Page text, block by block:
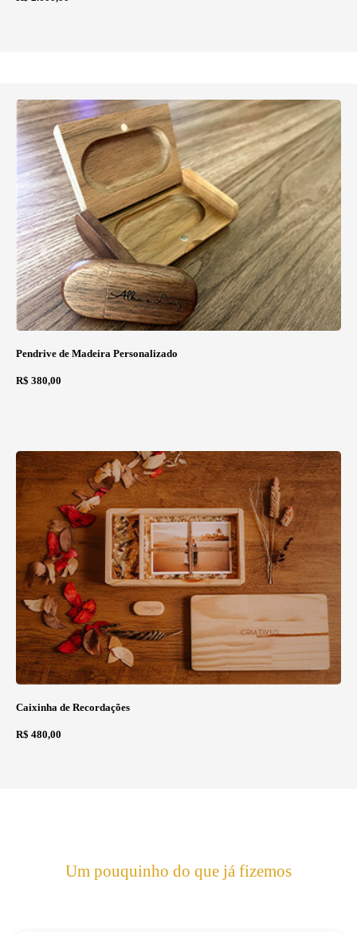
Pendrive de Madeira Personalizado
R$ 380,00
Caixinha de Recordações
R$ 480,00
Um pouquinho do que já fizemos